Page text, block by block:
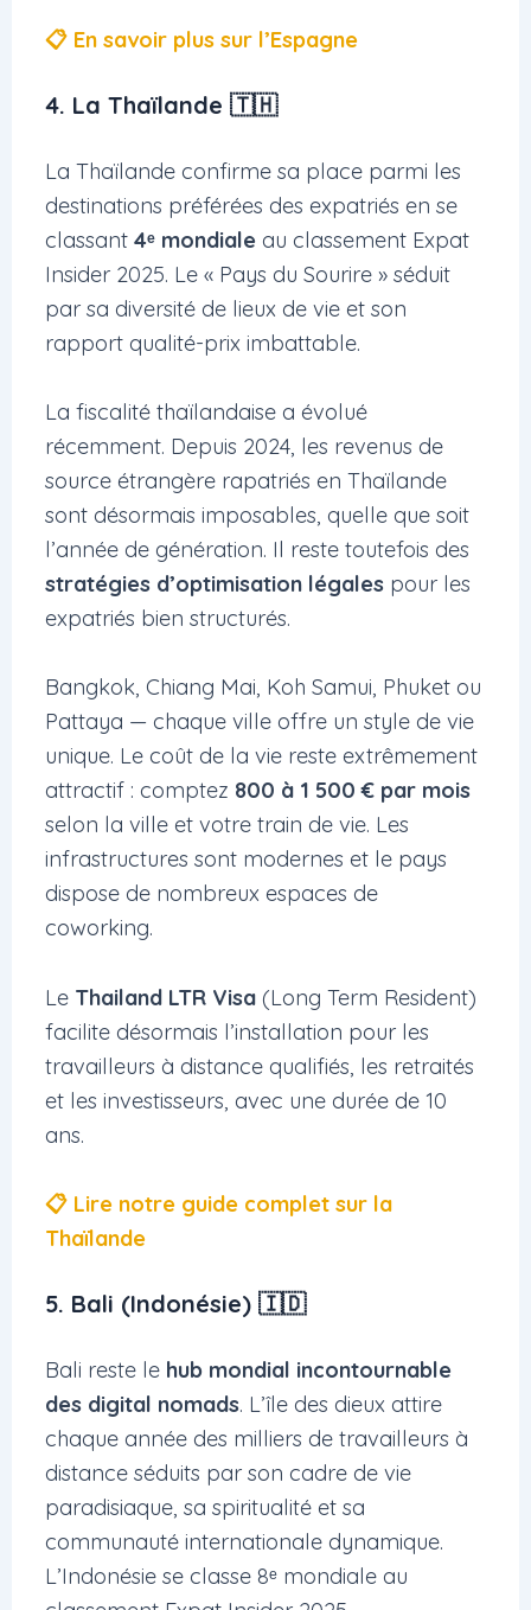
📋 En savoir plus sur l’Espagne
4. La Thaïlande 🇹🇭
La Thaïlande confirme sa place parmi les
destinations préférées des expatriés en se
classant4ᵉ mondiale au classement Expat
Insider 2025. Le « Pays du Sourire » séduit
par sa diversité de lieux de vie et son
rapport qualité-prix imbattable.
La fiscalité thaïlandaise a évolué
récemment. Depuis 2024, les revenus de
source étrangère rapatriés en Thaïlande
sont désormais imposables, quelle que soit
l’année de génération. Il reste toutefois des
stratégies d’optimisation légales pour les
expatriés bien structurés.
Bangkok, Chiang Mai, Koh Samui, Phuket ou
Pattaya — chaque ville offre un style de vie
unique. Le coût de la vie reste extrêmement
attractif : comptez 800 à 1 500 € par mois
selon la ville et votre train de vie. Les
infrastructures sont modernes et le pays
dispose de nombreux espaces de
coworking.
Le Thailand LTR Visa (Long Term Resident)
facilite désormais l’installation pour les
travailleurs à distance qualifiés, les retraités
et les investisseurs, avec une durée de 10
ans.
📋 Lire notre guide complet sur la
Thaïlande
5. Bali (Indonésie) 🇮🇩
Bali reste le hub mondial incontournable
des digital nomads. L’île des dieux attire
chaque année des milliers de travailleurs à
distance séduits par son cadre de vie
paradisiaque, sa spiritualité et sa
communauté internationale dynamique.
L’Indonésie se classe 8ᵉ mondiale au